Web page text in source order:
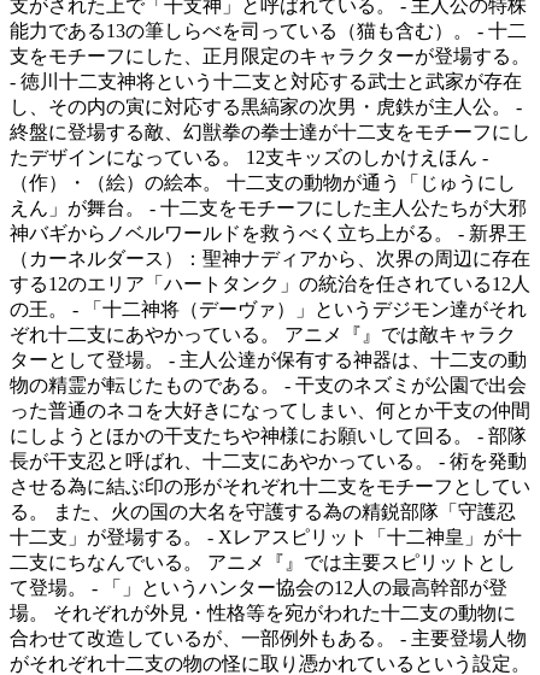
支がされた上で「干支神」と呼ばれている。 - 主人公の特株
能力である13の筆しらべを司っている（猫も含む）。 - 十二
支をモチーフにした、正月限定のキャラクターが登場する。
- 徳川十二支神将という十二支と対応する武士と武家が存在
し、その内の寅に対応する黒縞家の次男・虎鉄が主人公。 -
終盤に登場する敵、幻獣拳の拳士達が十二支をモチーフにし
たデザインになっている。 12支キッズのしかけえほん -
（作）・（絵）の絵本。 十二支の動物が通う「じゅうにし
えん」が舞台。 - 十二支をモチーフにした主人公たちが大邪
神バギからノベルワールドを救うべく立ち上がる。 - 新界王
（カーネルダース）：聖神ナディアから、次界の周辺に存在
する12のエリア「ハートタンク」の統治を任されている12人
の王。 - 「十二神将（デーヴァ）」というデジモン達がそれ
ぞれ十二支にあやかっている。 アニメ『』では敵キャラク
ターとして登場。 - 主人公達が保有する神器は、十二支の動
物の精霊が転じたものである。 - 干支のネズミが公園で出会
った普通のネコを大好きになってしまい、何とか干支の仲間
にしようとほかの干支たちや神様にお願いして回る。 - 部隊
長が干支忍と呼ばれ、十二支にあやかっている。 - 術を発動
させる為に結ぶ印の形がそれぞれ十二支をモチーフとしてい
る。 また、火の国の大名を守護する為の精鋭部隊「守護忍
十二支」が登場する。 - Xレアスピリット「十二神皇」が十
二支にちなんでいる。 アニメ『』では主要スピリットとし
て登場。 - 「」というハンター協会の12人の最高幹部が登
場。 それぞれが外見・性格等を宛がわれた十二支の動物に
合わせて改造しているが、一部例外もある。 - 主要登場人物
がそれぞれ十二支の物の怪に取り憑かれているという設定。